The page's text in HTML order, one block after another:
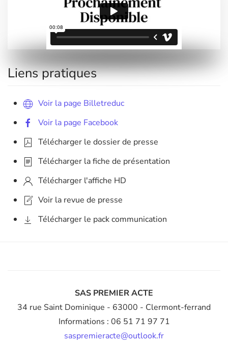
Liens pratiques
Voir la page Billetreduc
Voir la page Facebook
Télécharger le dossier de presse
Télécharger la fiche de présentation
Télécharger l'affiche HD
Voir la revue de presse
Télécharger le pack communication
SAS PREMIER ACTE
34 rue Saint Dominique - 63000 - Clermont-ferrand
Informations : 06 51 71 97 71
saspremieracte@outlook.fr